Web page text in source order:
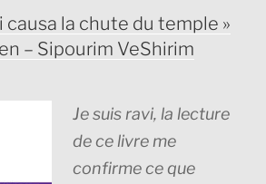
causa la chute du temple »
– Sipourim VeShirim
Je suis ravi, la lecture
de ce livre me
confirme ce que